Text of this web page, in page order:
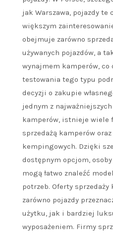
jak Warszawa, pojazdy te
większym
obejmuje zarówno
używanych pojazdów, a
wynajmem kamperów, co
testowania tego typu
decyzji o zakupie
jednym z
kamperów, istnieje wiele
sprzedażą kamperów
kempingowych. Dzięki
dostępnym opcjom,
mogą łatwo znaleźć
potrzeb. Oferty
zarówno pojazdy
użytku, jak i bardziej
wyposażeniem. Firmy